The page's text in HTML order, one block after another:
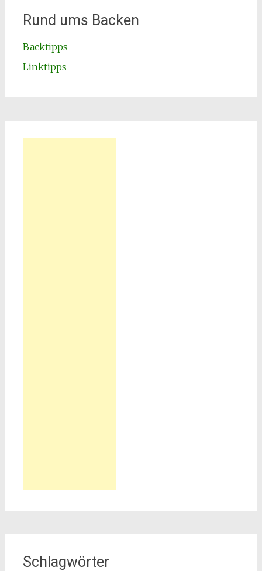
Rund ums Backen
Backtipps
Linktipps
Schlagwörter